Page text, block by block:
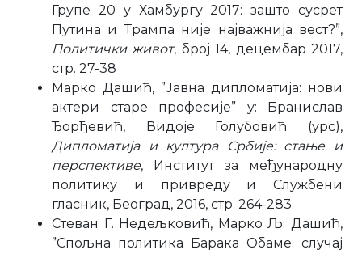
Групе 20 у Хамбургу 2017: зашто сусрет
Путина и Трампа није најважнија вест?”,
Политички живот, број 14, децембар 2017,
стр. 27-38
Марко Дашић, ”Јавна дипломатија: нови
актери старе професије” у: Бранислав
Ђорђевић, Видоје Голубовић (урс),
Дипломатија и култура Србије: стање и
перспективе, Институт за међународну
политику и привреду и Службени
гласник, Београд, 2016, стр. 264-283.
Стеван Г. Недељковић, Марко Љ. Дашић,
”Спољна политика Барака Обаме: случај